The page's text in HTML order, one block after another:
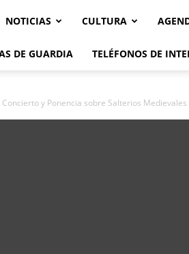
NOTICIAS CULTURA
DE GUARDIA TELÉFONOS DE
Concierto y Ponencia sobre Salterios